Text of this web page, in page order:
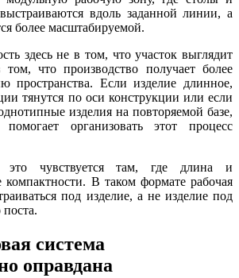
вдоль заданной линии, а
более масштабируемой.
здесь не в том, что участок выглядит
том, что производство получает более
пространства. Если изделие длинное,
тянутся по оси конструкции или если
изделия на повторяемой базе,
помогает организовать этот процесс
это чувствуется там, где длина и
компактности. В таком формате рабочая
под изделие, а не изделие под
система
оправдана